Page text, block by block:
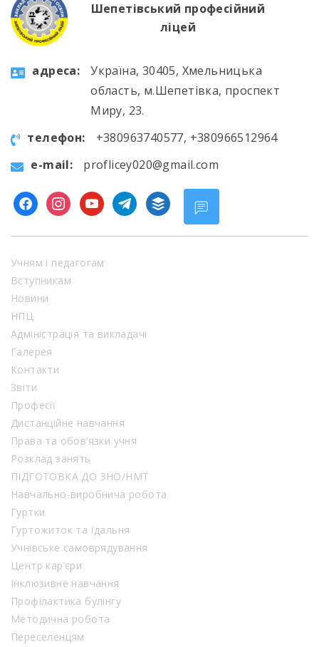
Шепетівський професійний
ліцей
aдресa:
Україна, 30405, Хмельницька
область, м.Шепетівка, проспект
Миру, 23.
телефон:
+380963740577, +380966512964
e-mail:
proflicey020@gmail.com
facebookinstagramyoutubetelegram
buffer
Учням і педагогам
Вступникам
Новини
НПЦ
Адміністрація та викладачі
Галерея
Контакти
Звіти
Професії
Дистанційне навчання
Права та обов’язки учня
Розклад занять
ПІДГОТОВКА ДО ЗНО/НМТ
Навчально-виробнича робота
Гуртки
Гуртожиток та їдальня
Учнівське самоврядування
Центр кар’єри
Інклюзивне навчання
Профілактика булінгу
Методична робота
Переселенцям